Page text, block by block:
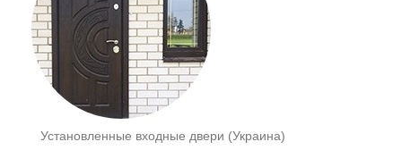
Установленные входные двери (Украина)